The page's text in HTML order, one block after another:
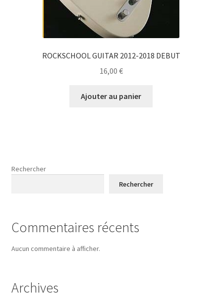
ROCKSCHOOL GUITAR 2012-2018 DEBUT
16,00 €
Ajouter au panier
Rechercher
Rechercher
Commentaires récents
Aucun commentaire à afficher.
Archives